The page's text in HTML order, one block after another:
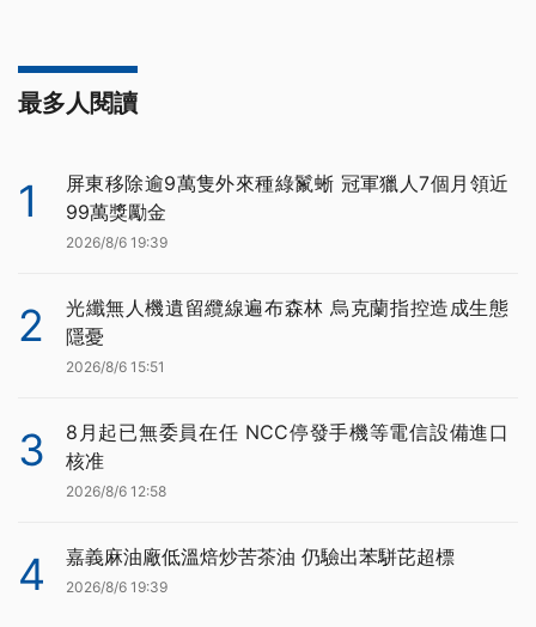
最多人閱讀
1
屏東移除逾9萬隻外來種綠鬣蜥 冠軍獵人7個月領近
99萬獎勵金
2026/8/6 19:39
2
光纖無人機遺留纜線遍布森林 烏克蘭指控造成生態
隱憂
2026/8/6 15:51
3
8月起已無委員在任 NCC停發手機等電信設備進口
核准
2026/8/6 12:58
4 嘉義麻油廠低溫焙炒苦茶油 仍驗出苯駢芘超標
2026/8/6 19:39